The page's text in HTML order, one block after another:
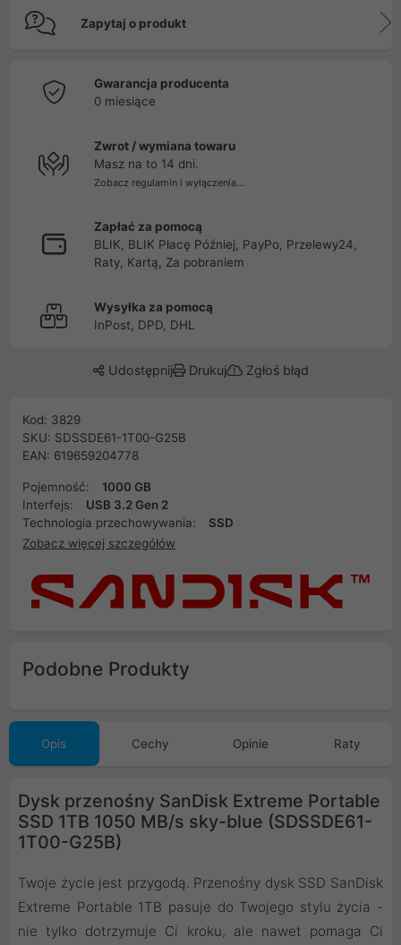
Zapytaj o produkt
Gwarancja producenta
0 miesiące
Zwrot / wymiana towaru
Masz na to 14 dni.
Zobacz regulamin i wyłączenia...
Zapłać za pomocą
BLIK, BLIK Płacę Później, PayPo, Przelewy24,
Raty, Kartą, Za pobraniem
Wysyłka za pomocą
InPost, DPD, DHL
Udostępnij Drukuj Zgłoś błąd
Kod: 3829
SKU: SDSSDE61-1T00-G25B
EAN: 619659204778
Pojemność:
1000 GB
Interfejs:
USB 3.2 Gen 2
Technologia przechowywania:
SSD
Zobacz więcej szczegółów
Podobne Produkty
Opis Cechy Opinie Raty
Dysk przenośny SanDisk Extreme Portable
SSD 1TB 1050 MB/s sky-blue (SDSSDE61-
1T00-G25B)
Twoje życie jest przygodą. Przenośny dysk SSD SanDisk
Extreme Portable 1TB pasuje do Twojego stylu życia -
nie tylko dotrzymuje Ci kroku, ale nawet pomaga Ci